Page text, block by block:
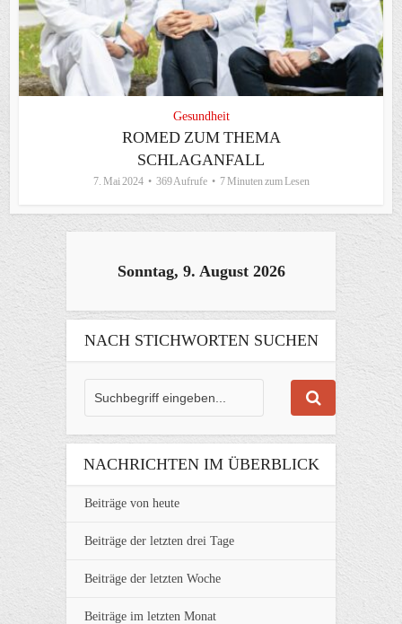
Gesundheit
ROMED ZUM THEMA
SCHLAGANFALL
7. Mai 2024 369 Aufrufe 7 Minuten zum Lesen
Sonntag, 9. August 2026
NACH STICHWORTEN SUCHEN
NACHRICHTEN IM ÜBERBLICK
Beiträge von heute
Beiträge der letzten drei Tage
Beiträge der letzten Woche
Beiträge im letzten Monat